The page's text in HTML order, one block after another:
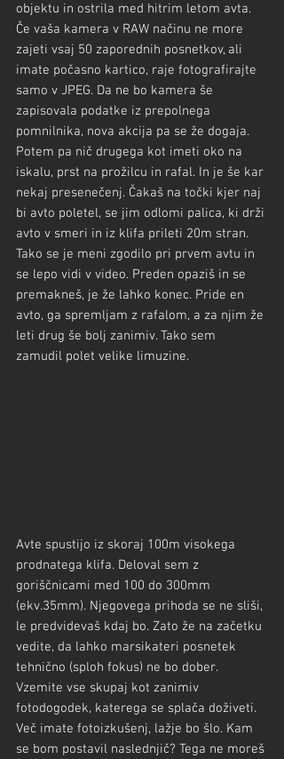
objektu in ostrila med hitrim letom avta.
Če vaša kamera v RAW načinu ne more
zajeti vsaj 50 zaporednih posnetkov, ali
imate počasno kartico, raje fotografirajte
samo v JPEG. Da ne bo kamera še
zapisovala podatke iz prepolnega
pomnilnika, nova akcija pa se že dogaja.
Potem pa nič drugega kot imeti oko na
iskalu, prst na prožilcu in rafal. In je še kar
nekaj presenečenj. Čakaš na točki kjer naj
bi avto poletel, se jim odlomi palica, ki drži
avto v smeri in iz klifa prileti 20m stran.
Tako se je meni zgodilo pri prvem avtu in
se lepo vidi v video. Preden opaziš in se
premakneš, je že lahko konec. Pride en
avto, ga spremljam z rafalom, a za njim že
leti drug še bolj zanimiv. Tako sem
zamudil polet velike limuzine.
Avte spustijo iz skoraj 100m visokega
prodnatega klifa. Deloval sem z
goriščnicami med 100 do 300mm
(ekv.35mm). Njegovega prihoda se ne sliši,
le predvidevaš kdaj bo. Zato že na začetku
vedite, da lahko marsikateri posnetek
tehnično (sploh fokus) ne bo dober.
Vzemite vse skupaj kot zanimiv
fotodogodek, katerega se splača doživeti.
Več imate fotoizkušenj, lažje bo šlo. Kam
se bom postavil naslednjič? Tega ne moreš